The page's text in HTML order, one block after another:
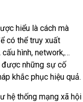
hiểu là cách mà
có thể truy xuất
hình, network,…
được những sự cố
khắc phục hiệu quả.
hệ thống mạng xã hội